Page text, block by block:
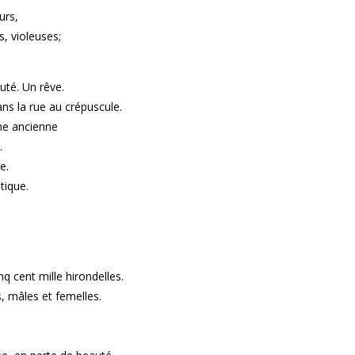
violeuses;
Un rêve.
la rue au crépuscule.
ancienne
cent mille hirondelles.
mâles et femelles.